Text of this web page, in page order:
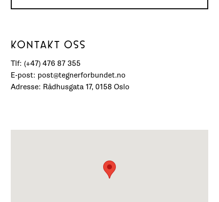
KONTAKT OSS
Tlf: (+47) 476 87 355
E-post: post@tegnerforbundet.no
Adresse: Rådhusgata 17, 0158 Oslo